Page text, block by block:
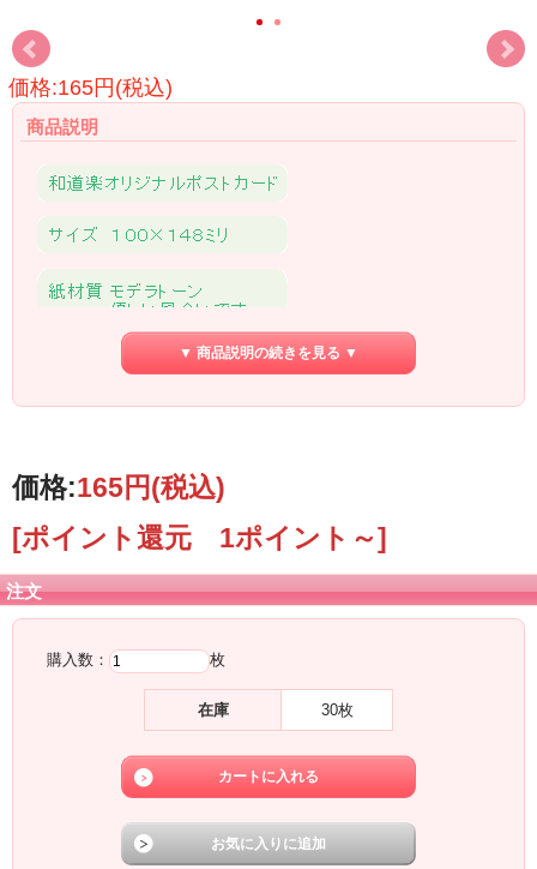
価格:165円(税込)
商品説明
▼ 商品説明の続きを見る ▼
価格:165円(税込)
[ポイント還元 1ポイント～]
注文
購入数： 枚
在庫 30枚